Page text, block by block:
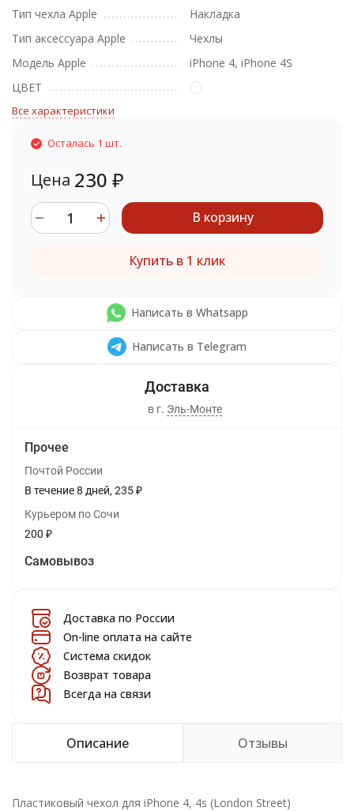
Тип чехла Apple
Накладка
Тип аксессуара Apple
Чехлы
Модель Apple
iPhone 4, iPhone 4S
ЦВЕТ
Все характеристики
Осталась 1 шт.
Цена 230 ₽
В корзину
Купить в 1 клик
Написать в Whatsapp
Написать в Telegram
в г. Эль-Монте
Прочее
Почтой России
В течение8 дней 235₽
Курьером по Сочи
200 ₽
Самовывоз
Доставка по России
On-line оплата на сайте
Система скидок
Возврат товара
Всегда на связи
Описание Отзывы
Пластиковый чехол для iPhone 4, 4s (London Street)